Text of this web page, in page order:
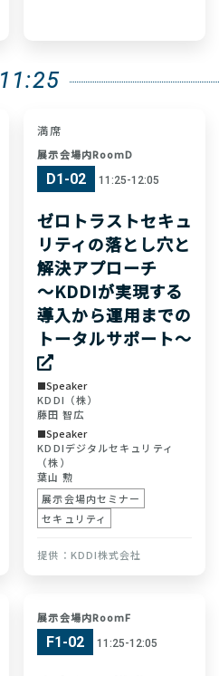
11:25
満席
展示会場内RoomD
D1-02 11:25-12:05
ゼロトラストセキュ
リティの落とし穴と
解決アプローチ
～KDDIが実現する
導入から運用までの
トータルサポート～
Speaker
KDDI（株）
藤田 智広
Speaker
KDDIデジタルセキュリティ
（株）
葉山 勲
展示会場内セミナー
セキュリティ
KDDI株式会社
展示会場内RoomF
F1-02 11:25-12:05